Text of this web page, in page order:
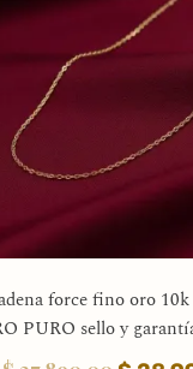
force fino oro
PURO sello y
era:
$